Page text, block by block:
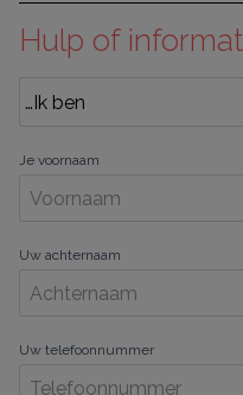
Hulp of
Je voornaam
Uw achternaam
Uw telefoonnummer